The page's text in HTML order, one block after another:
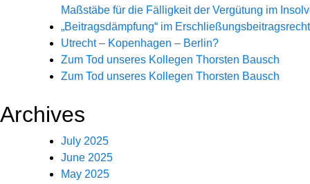
Maßstäbe für die Fälligkeit der Vergütung im
„Beitragsdämpfung“ im Erschließungsbeitragsrecht
Utrecht – Kopenhagen – Berlin?
Zum Tod unseres Kollegen Thorsten Bausch
Zum Tod unseres Kollegen Thorsten Bausch
Archives
July 2025
June 2025
May 2025